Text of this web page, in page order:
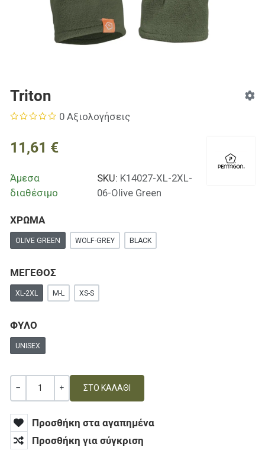
Triton
0 Αξιολογήσεις
11,61 €
Άμεσα
διαθέσιμο
SKU: K14027-XL-2XL-
06-Olive Green
ΧΡΩΜΑ
OLIVE GREEN WOLF-GREY BLACK
ΜΕΓΕΘΟΣ
XL-2XL M-L XS-S
ΦΥΛΟ
UNISEX
Ποσότητα
Προσθήκη στα αγαπημένα
Προσθήκη για σύγκριση